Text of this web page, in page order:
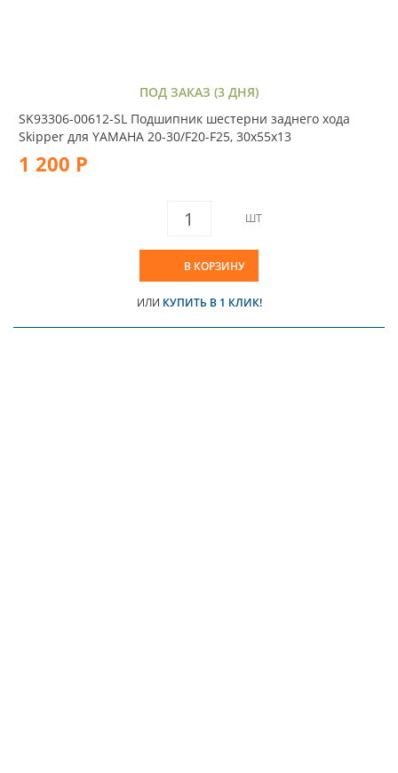
ПОД ЗАКАЗ (3 ДНЯ)
SK93306-00612-SL Подшипник шестерни заднего хода
Skipper для YAMAHA 20-30/F20-F25, 30x55x13
1 200 Р
ШТ
В КОРЗИНУ
ИЛИ КУПИТЬ В 1 КЛИК!